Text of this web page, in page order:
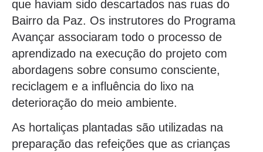
que haviam sido descartados nas ruas do
Bairro da Paz. Os instrutores do Programa
Avançar associaram todo o processo de
aprendizado na execução do projeto com
abordagens sobre consumo consciente,
reciclagem e a influência do lixo na
deterioração do meio ambiente.
As hortaliças plantadas são utilizadas na
preparação das refeições que as crianças